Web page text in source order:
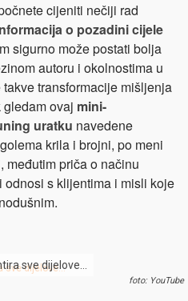
cijeniti nečiji rad
o pozadini cijele
sigurno može postati bolja
autoru i okolnostima u
transformacije mišljenja
ovaj mini-
uratku navedene
krila i brojni, po meni
međutim priča o načinu
s klijentima i misli koje
sve dijelove…
foto: YouTube